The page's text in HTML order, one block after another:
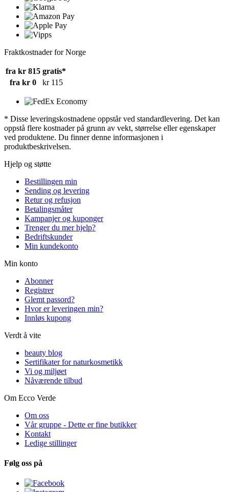
Fraktkostnader for Norge
fra kr 815 gratis*
fra kr 0
kr 115
* Disse leveringskostnadene oppstår ved standardlevering. Det kan
oppstå flere kostnader på grunn av vekt, størrelse eller egenskaper
ved produktene. Du finner denne informasjonen i
produktbeskrivelsen.
Hjelp og støtte
Bestillingen min
Sending og levering
Retur og refusjon
Betalingsmåter
Kampanjer og kuponger
Trenger du mer hjelp?
Bedriftskunder
Min kundekonto
Min konto
Abonner
Registrer
Glemt passord?
Hvor er leveringen min?
Innløs kupong
Verdt å vite
beauty blog
Sertifikater for naturkosmetikk
Vi og miljøet
Nåværende tilbud
Om Ecco Verde
Om oss
Vår gruppe - Dette er fine butikker
Kontakt
Ledige stillinger
Følg oss på